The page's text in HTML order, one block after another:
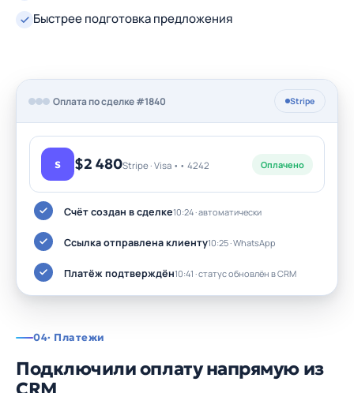
Быстрее подготовка предложения
04· Платежи
Подключили оплату напрямую из
Оплата по сделке #1840 Stripe
S $2 480Stripe · Visa •• 4242 Оплачено
Счёт создан в сделке10:24 · автоматически
Ссылка отправлена клиенту10:25 · WhatsApp
Платёж подтверждён10:41 · статус обновлён в CRM